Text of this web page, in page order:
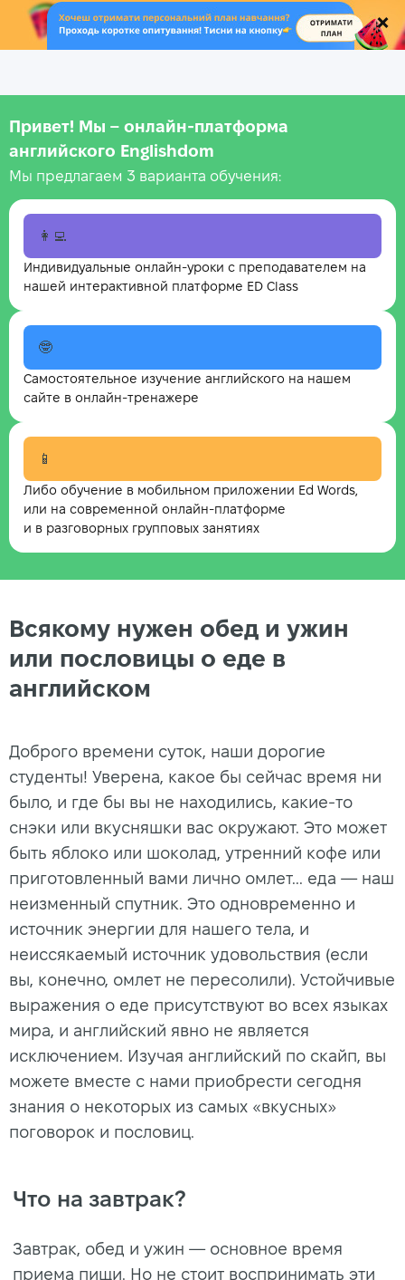
.
Привет! Мы – онлайн‑платформа
английского Englishdom
Мы предлагаем 3 варианта обучения:
👩‍💻
Индивидуальные онлайн-уроки с преподавателем на
нашей интерактивной платформе ED Class
🤓
Самостоятельное изучение английского на нашем
сайте в онлайн-тренажере
📱
Либо обучение в мобильном приложении Ed Words,
или на современной онлайн-платформе
и в разговорных групповых занятиях
Всякому нужен обед и ужин
или пословицы о еде в
английском
Доброго времени суток, наши дорогие
студенты! Уверена, какое бы сейчас время ни
было, и где бы вы не находились, какие-то
снэки или вкусняшки вас окружают. Это может
быть яблоко или шоколад, утренний кофе или
приготовленный вами лично омлет... еда — наш
неизменный спутник. Это одновременно и
источник энергии для нашего тела, и
неиссякаемый источник удовольствия (если
вы, конечно, омлет не пересолили). Устойчивые
выражения о еде присутствуют во всех языках
мира, и английский явно не является
исключением. Изучая английский по скайп, вы
можете вместе с нами приобрести сегодня
знания о некоторых из самых «вкусных»
поговорок и пословиц.
Что на завтрак?
Завтрак, обед и ужин — основное время
приема пищи. Но не стоит воспринимать эти